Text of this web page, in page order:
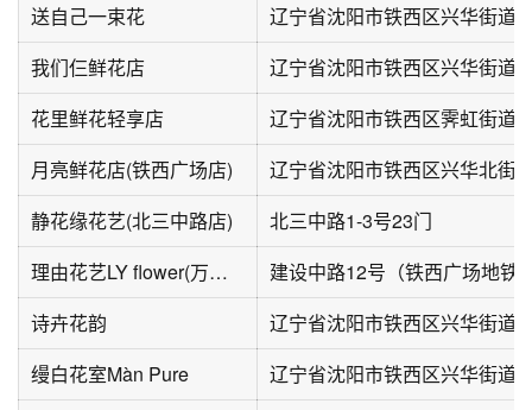
送自己一束花
辽宁省沈阳市铁西区兴华街道
我们仨鲜花店
辽宁省沈阳市铁西区兴华街道
花里鲜花轻享店
月亮鲜花店(铁西广场店)
辽宁省沈阳市铁西区兴华北街
静花缘花艺(北三中路店)
北三中路1-3号23门
理由花艺LY flower(万科金域国际店)
诗卉花韵
辽宁省沈阳市铁西区兴华街道
缦白花室Màn Pure